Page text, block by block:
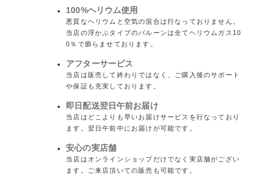
100%ヘリウム使用
悪質なヘリウムと空気の混合は行なっておりません。
当店の浮かぶタイプのバルーンは全てヘリウムガス10
0％で膨らませております。
アフターサービス
当店は販売して終わりではなく、ご購入後のサポート
や保証も充実しております。
即日配送翌日午前お届け
当店はどこよりも早いお届けサービスを行なっており
ます。翌日午前中にお届けが可能です。
安心の実店舗
当店はオンラインショップだけでなく実店舗がござい
ます。ご来店頂いての販売も可能です。